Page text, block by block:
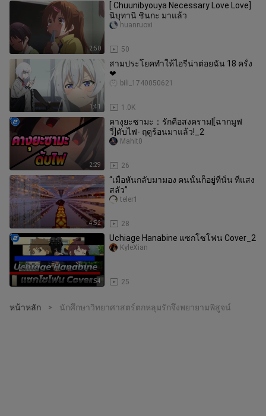
2:50
[ Chuunibyouya Necessary Love Love]
นิบุทานิ ชินกะ มาแล้ว
50
huanruoxi
1:41
สามประโยคทำให้ไอรีน่าต่อยฉัน 18 ครั้ง
❤
1.0K
bili_1740050621
2:29
คางุยะซามะ：รักคือสงคราม|[ฉากมูฟ
วี่]ดับไฟ- ฤดูร้อนมาแล้ว!_2
26
Mahit0
4:52
“เมื่อหันกลับมามอง คนนั้นก็อยู่ที่นั่น ที่แสง
สลัว”
28
teler1
1:54
Uchiage Hanabine แซกโซโฟน Cover_2
25
KyleXian
หน้าหลัก > นักศึกษาวิทยาศาสตร์ตกหลุมรักจึงพยายามพิสูจน์